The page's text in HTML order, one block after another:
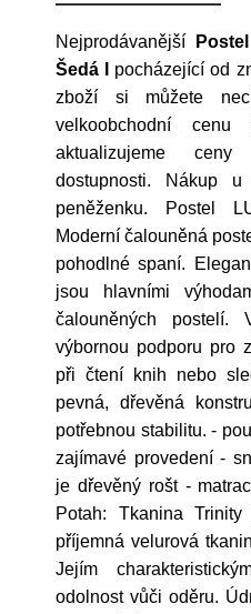
Nejprodávanější
Šedá I
pocházející od
zboží si můžete
velkoobchodní cenu
aktualizujeme
dostupnosti. Nákup
peněženku. Postel
Moderní čalouněná
pohodlné spaní.
jsou hlavními
čalouněných postelí.
výbornou podporu pro
při čtení knih nebo
pevná, dřevěná
potřebnou stabilitu. -
zajímavé provedení -
je dřevěný rošt -
Potah: Tkanina
příjemná velurová
Jejím
odolnost vůči oděru.